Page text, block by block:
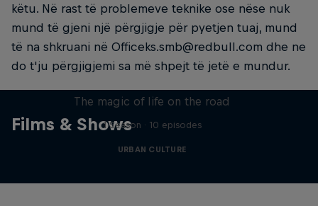
këtu. Në rast të problemeve teknike ose nëse nuk
mund të gjeni një përgjigje për pyetjen tuaj, mund
të na shkruani në Officeks.smb@redbull.com dhe ne
do t'ju përgjigjemi sa më shpejt të jetë e mundur.
Films & Shows
The Road Trick
The magic of life on the road
1 Season · 10 episodes
URBAN CULTURE